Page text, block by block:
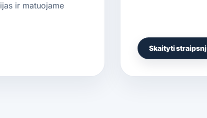
ir matuojame
Skaityti straipsnį